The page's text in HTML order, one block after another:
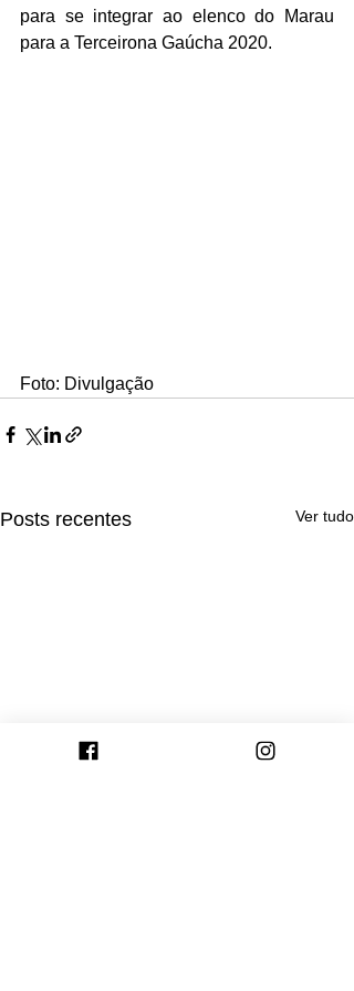
para se integrar ao elenco do Marau
para a Terceirona Gaúcha 2020.
Foto: Divulgação
Posts recentes Ver tudo